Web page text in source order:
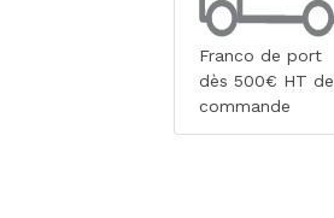
Franco de port
dès 500€ HT de
commande